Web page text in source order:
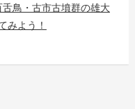
鳥・古市古墳群の雄大
みよう！